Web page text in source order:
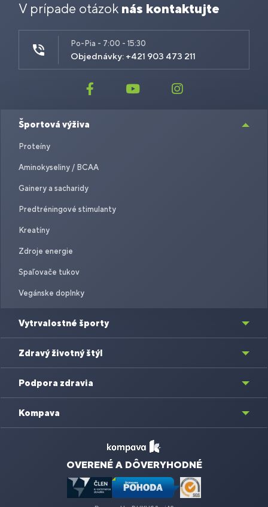
V prípade otázok nás kontaktujte
Po-Pia - 7:00 - 15:30
Objednávky: +421 903 473 211
Športová výživa
Proteíny
Aminokyseliny / BCAA
Gainery a sacharidy
Predtréningové stimulanty
Kreatíny
Zdroje energie
Spaľovače tukov
Vegánske doplnky
Vytrvalostné športy
Zdravý životný štýl
Podpora zdravia
Kompava
OVERENÉ A DÔVERYHODNÉ